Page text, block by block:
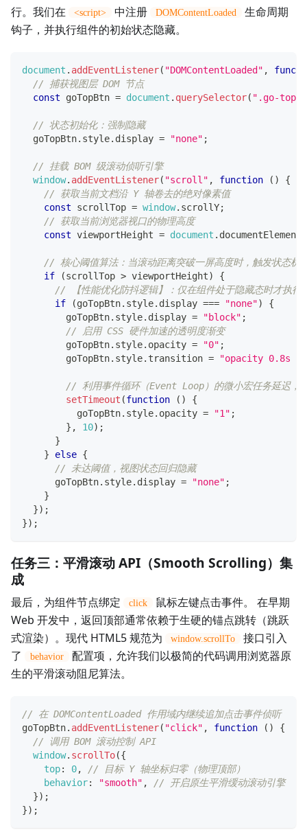
行。我们在
<script> 中注册 DOMContentLoaded
生命周期
钩子，并执行组件的初始状态隐藏。
document . addEventListener( "DOMContentLoaded" ,
// 捕获视图层 DOM 节点
const goTopBtn = document . querySelector( ".go-top"
// 状态初始化：强制隐藏
  goTopBtn
. style. display = "none" ;
// 挂载 BOM 级滚动侦听引擎
window. addEventListener( "scroll" , function ( )
{
// 获取当前文档沿 Y 轴卷去的绝对像素值
const scrollTop = window. scrollY;
// 获取当前浏览器视口的物理高度
const viewportHeight = document . documentElement
// 核心阈值算法：当滚动距离突破一屏高度时，触发状态机
if
(scrollTop > viewportHeight)
{
// 【性能优化防抖逻辑】：仅在组件处于隐藏态时才执
if
(goTopBtn. style. display === "none")
{
        goTopBtn
. style. display = "block" ;
// 启用 CSS 硬件加速的透明度渐变
        goTopBtn
. style. opacity = "0" ;
        goTopBtn
. style. transition = "opacity 0.8s
// 利用事件循环（Event Loop）的微小宏任务延迟
setTimeout (function ( )
{
          goTopBtn
. style. opacity = "1" ;
} , 10) ;
}
}
else {
// 未达阈值，视图状态回归隐藏
      goTopBtn
. style. display = "none" ;
}
}) ;
}) ;
任务三：平滑滚动 API（Smooth Scrolling）集
成
最后，为组件节点绑定 click
鼠标左键点击事件。 在早期
Web 开发中，返回顶部通常依赖于生硬的锚点跳转（跳跃
式渲染）。现代 HTML5 规范为
window.scrollTo
接口引入
了
behavior
配置项，允许我们以极简的代码调用浏览器原
生的平滑滚动阻尼算法。
// 在 DOMContentLoaded 作用域内继续追加点击事件侦听
goTopBtn. addEventListener( "click" , function ( )
{
// 调用 BOM 滚动控制 API
window. scrollTo({
top: 0,
// 目标 Y 轴坐标归零（物理顶部）
behavior: "smooth" ,
// 开启原生平滑缓动滚动引擎
}) ;
}) ;